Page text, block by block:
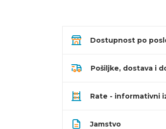
Dostupnost po
Pošiljke, dostava i
Rate - informativni
Jamstvo